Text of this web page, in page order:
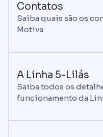
Contatos
Saiba quais são os
Motiva
A Linha 5-Lilás
Saiba todos os
funcionamento da